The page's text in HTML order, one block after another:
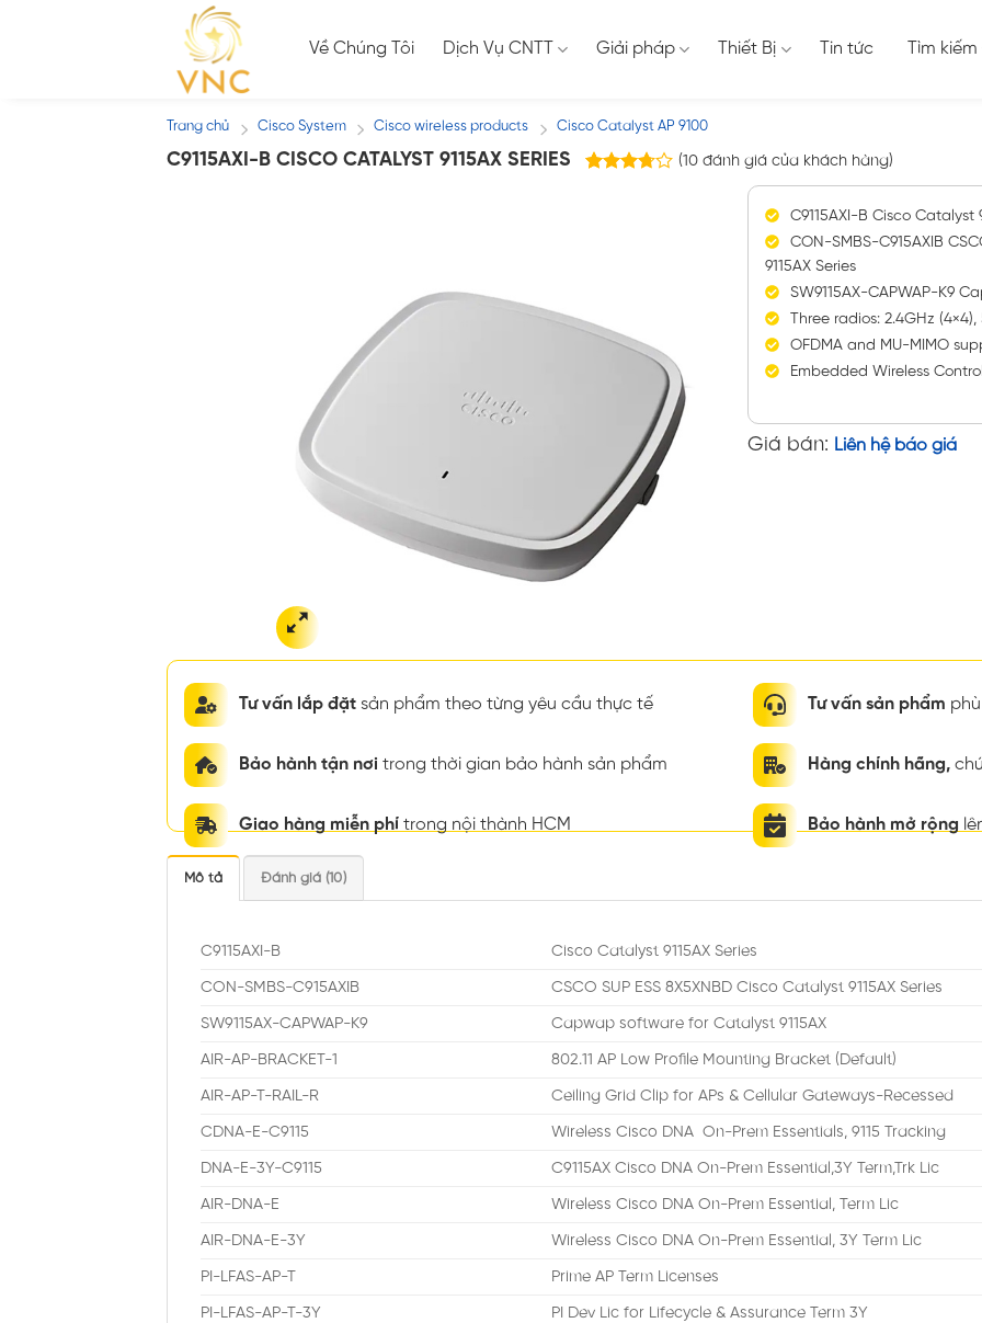
Về Chúng Tôi Dịch Vụ CNTT Giải pháp Thiết Bị Tin tức Tìm kiếm
Trang chủ / Cisco System / Cisco wireless products / Cisco Catalyst AP 9100
C9115AXI-B CISCO CATALYST 9115AX SERIES (10đánh giá của khách hàng)
C9115AXI-B Cisco Catalyst
CON-SMBS-C915AXIB
9115AX Series
SW9115AX-CAPWAP-K9
Three radios: 2.4GHz
OFDMA and MU-MIMO
Embedded Wireless
Giá bán: Liên hệ báo giá
Tư vấn lắp đặt sản phẩm theo từng yêu cầu thực tế
Bảo hành tận nơi trong thời gian bảo hành sản phẩm
Giao hàng miễn phí trong nội thành HCM
Tư vấn sản phẩm
Hàng chính hãng,
Bảo hành mở rộng
Mô tả Đánh giá (10)
C9115AXI-B Cisco Catalyst 9115AX Series
CON-SMBS-C915AXIB CSCO SUP ESS 8X5XNBD Cisco Catalyst 9115AX Series
SW9115AX-CAPWAP-K9 Capwap software for Catalyst 9115AX
AIR-AP-BRACKET-1 802.11 AP Low Profile Mounting Bracket (Default)
AIR-AP-T-RAIL-R Ceiling Grid Clip for APs & Cellular Gateways-Recessed
CDNA-E-C9115 Wireless Cisco DNA On-Prem Essentials, 9115 Tracking
DNA-E-3Y-C9115 C9115AX Cisco DNA On-Prem Essential,3Y Term,Trk Lic
AIR-DNA-E Wireless Cisco DNA On-Prem Essential, Term Lic
AIR-DNA-E-3Y Wireless Cisco DNA On-Prem Essential, 3Y Term Lic
PI-LFAS-AP-T Prime AP Term Licenses
PI-LFAS-AP-T-3Y PI Dev Lic for Lifecycle & Assurance Term 3Y